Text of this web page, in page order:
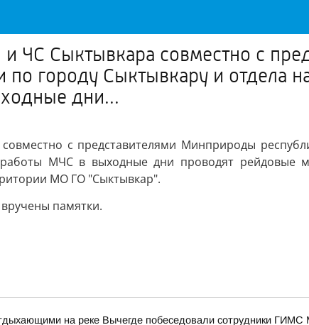
ЧС Сыктывкара совместно с
городу Сыктывкару и отдела
дни...
с представителями Минприроды
работы МЧС в выходные дни проводят рейдовые
МО ГО "Сыктывкар".
памятки.
на реке Вычегде побеседовали сотрудники